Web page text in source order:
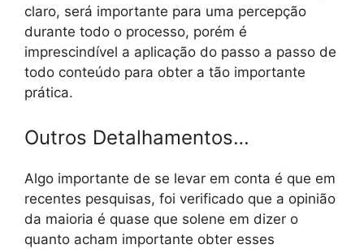
claro, será importante para uma percepção
durante todo o processo, porém é
imprescindível a aplicação do passo a passo de
todo conteúdo para obter a tão importante
prática.
Outros Detalhamentos…
Algo importante de se levar em conta é que em
recentes pesquisas, foi verificado que a opinião
da maioria é quase que solene em dizer o
quanto acham importante obter esses